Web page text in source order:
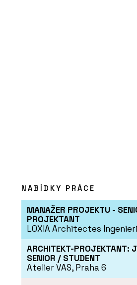
Modulární
LINK - BeOak by
NABÍDKY PRÁCE
MANAŽER PROJEKTU -
PROJEKTANT
LOXIA Architectes
ARCHITEKT-PROJEKTANT:
SENIOR / STUDENT
Atelier VAS, Praha 6